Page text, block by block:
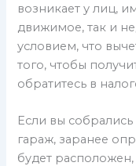
возникает у лиц,
движимое, так и
условием, что
того, чтобы
обратитесь в
Если вы
гараж, заранее
будет расположен,